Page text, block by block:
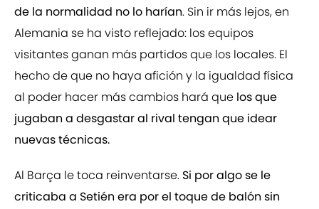
de la normalidad no lo harían. Sin ir más lejos, en
Alemania se ha visto reflejado: los equipos
visitantes ganan más partidos que los locales. El
hecho de que no haya afición y la igualdad física
al poder hacer más cambios hará que los que
jugaban a desgastar al rival tengan que idear
nuevas técnicas.
Al Barça le toca reinventarse. Si por algo se le
criticaba a Setién era por el toque de balón sin